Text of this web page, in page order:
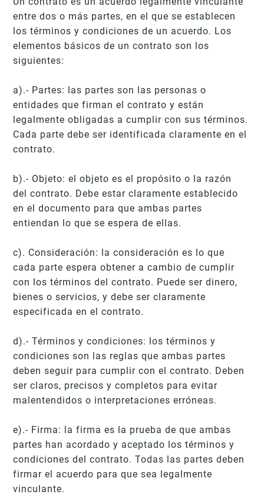
entre dos o más partes, en el que se establecen
los términos y condiciones de un acuerdo. Los
elementos básicos de un contrato son los
siguientes:
a).- Partes: las partes son las personas o
entidades que firman el contrato y están
legalmente obligadas a cumplir con sus términos.
Cada parte debe ser identificada claramente en el
contrato.
b).- Objeto: el objeto es el propósito o la razón
del contrato. Debe estar claramente establecido
en el documento para que ambas partes
entiendan lo que se espera de ellas.
c). Consideración: la consideración es lo que
cada parte espera obtener a cambio de cumplir
con los términos del contrato. Puede ser dinero,
bienes o servicios, y debe ser claramente
especificada en el contrato.
d).- Términos y condiciones: los términos y
condiciones son las reglas que ambas partes
deben seguir para cumplir con el contrato. Deben
ser claros, precisos y completos para evitar
malentendidos o interpretaciones erróneas.
e).- Firma: la firma es la prueba de que ambas
partes han acordado y aceptado los términos y
condiciones del contrato. Todas las partes deben
firmar el acuerdo para que sea legalmente
vinculante.